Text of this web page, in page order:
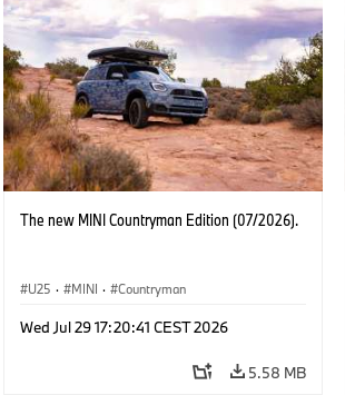
The new MINI Countryman Edition (07/2026).
U25 · MINI · Countryman
Wed Jul 29 17:20:41 CEST 2026
5.58 MB